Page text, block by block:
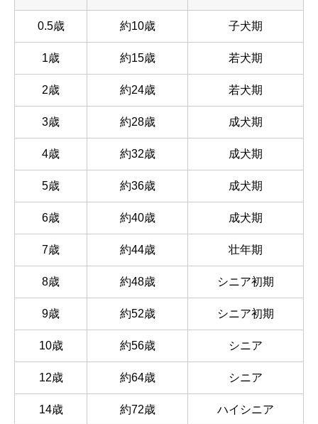
0.5歳 約10歳 子犬期
1歳 約15歳 若犬期
2歳 約24歳 若犬期
3歳 約28歳 成犬期
4歳 約32歳 成犬期
5歳 約36歳 成犬期
6歳 約40歳 成犬期
7歳 約44歳 壮年期
8歳 約48歳 シニア初期
9歳 約52歳 シニア初期
10歳 約56歳 シニア
12歳 約64歳 シニア
14歳 約72歳 ハイシニア